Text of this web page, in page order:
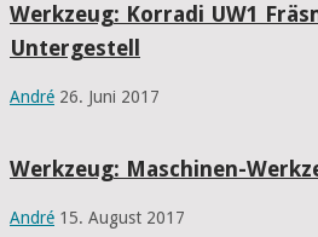
Werkzeug: Korradi UW1
Untergestell
André 26. Juni 2017
Werkzeug: Maschinen-
André 15. August 2017